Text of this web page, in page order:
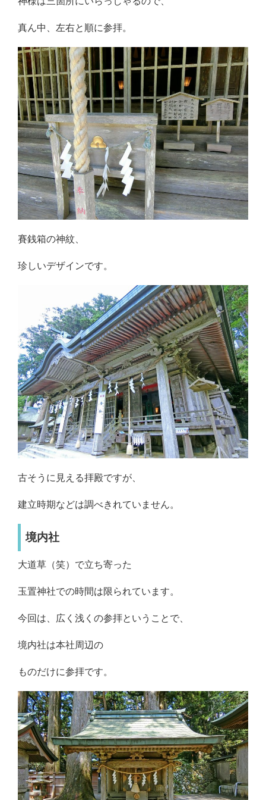
真ん中、左右と順に参拝。
賽銭箱の神紋、
珍しいデザインです。
古そうに見える拝殿ですが、
建立時期などは調べきれていません。
境内社
大道草（笑）で立ち寄った
玉置神社での時間は限られています。
今回は、広く浅くの参拝ということで、
境内社は本社周辺の
ものだけに参拝です。